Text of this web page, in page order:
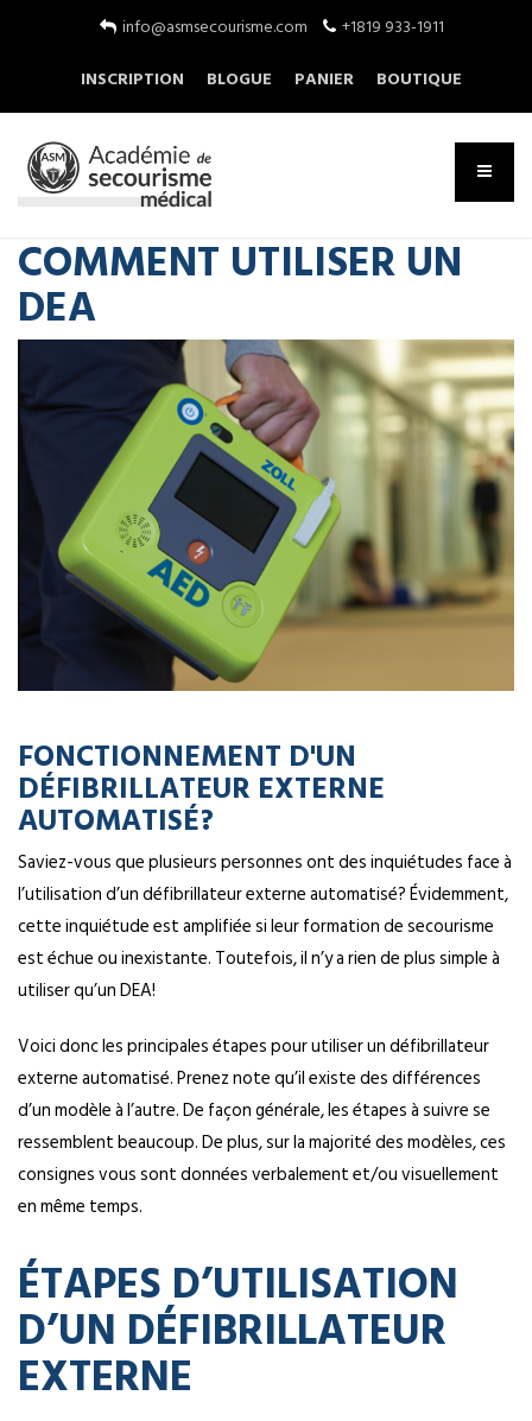
info@asmsecourisme.com
+1819 933-1911
INSCRIPTION
BLOGUE PANIER BOUTIQUE
COMMENT UTILISER UN
DEA
FONCTIONNEMENT D'UN
DÉFIBRILLATEUR EXTERNE
AUTOMATISÉ?
Saviez-vous que plusieurs personnes ont des inquiétudes face à
l’utilisation d’un défibrillateur externe automatisé? Évidemment,
cette inquiétude est amplifiée si leur formation de secourisme
est échue ou inexistante. Toutefois, il n’y a rien de plus simple à
utiliser qu’un DEA!
Voici donc les principales étapes pour utiliser un défibrillateur
externe automatisé. Prenez note qu’il existe des différences
d’un modèle à l’autre. De façon générale, les étapes à suivre se
ressemblent beaucoup. De plus, sur la majorité des modèles, ces
consignes vous sont données verbalement et/ou visuellement
en même temps.
ÉTAPES D’UTILISATION
D’UN DÉFIBRILLATEUR
EXTERNE